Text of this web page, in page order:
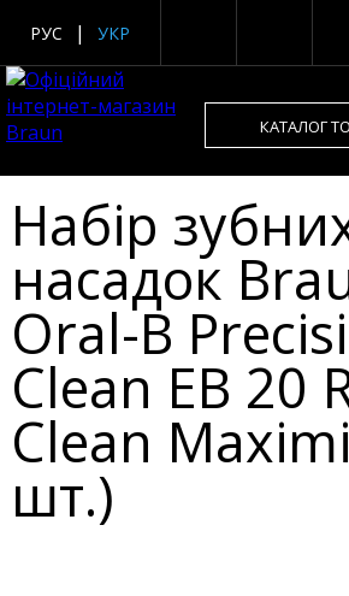
РУС УКР
КАТАЛОГ
Набір
насадок
Oral-B
Clean EB 20
Clean
шт.)